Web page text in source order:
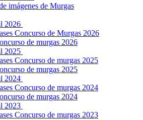
imágenes de Murgas
2026
Concurso de Murgas 2026
de murgas 2026
2025
Concurso de murgas 2025
de murgas 2025
2024
Concurso de murgas 2024
de murgas 2024
2023
Concurso de murgas 2023